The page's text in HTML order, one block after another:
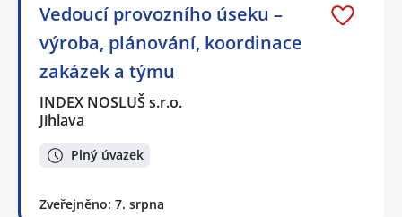
Vedoucí provozního úseku –
výroba, plánování, koordinace
zakázek a týmu
INDEX NOSLUŠ s.r.o.
Jihlava
Plný úvazek
Zveřejněno: 7. srpna